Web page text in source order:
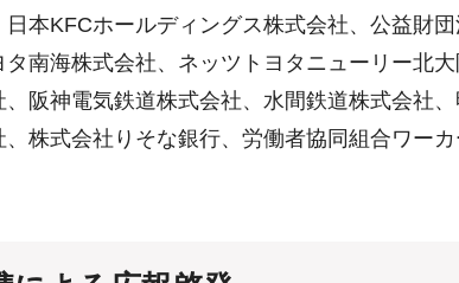
本KFCホールディングス株式会社、公益財
南海株式会社、ネッツトヨタニューリー北
阪神電気鉄道株式会社、水間鉄道株式会社
株式会社りそな銀行、労働者協同組合ワー